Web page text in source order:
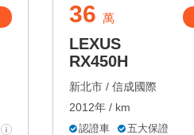
36 萬
LEXUS
RX450H
新北市 / 信成國際
2012年 / km
認證車
五大保證